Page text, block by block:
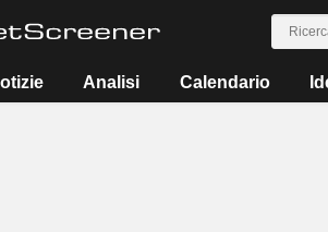
Analisi Calendario